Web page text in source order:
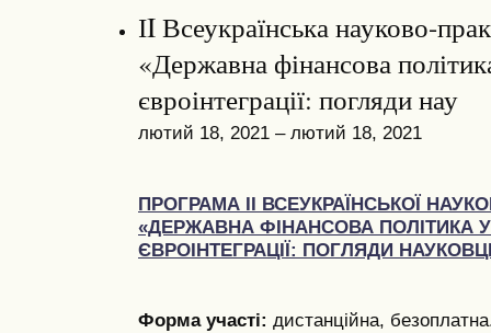
ІI Всеукраїнська науково-
«Державна фінансова
євроінтеграції: погляди нау
лютий 18, 2021 – лютий 18, 2021
ПРОГРАМА ІІ ВСЕУКРАЇНСЬКОЇ
«ДЕРЖАВНА ФІНАНСОВА ПОЛІТИКА
ЄВРОІНТЕГРАЦІЇ: ПОГЛЯДИ
Форма участі: дистанційна,